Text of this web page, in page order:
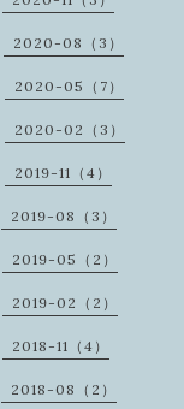
2020-08（3）
2020-05（7）
2020-02（3）
2019-11（4）
2019-08（3）
2019-05（2）
2019-02（2）
2018-11（4）
2018-08（2）